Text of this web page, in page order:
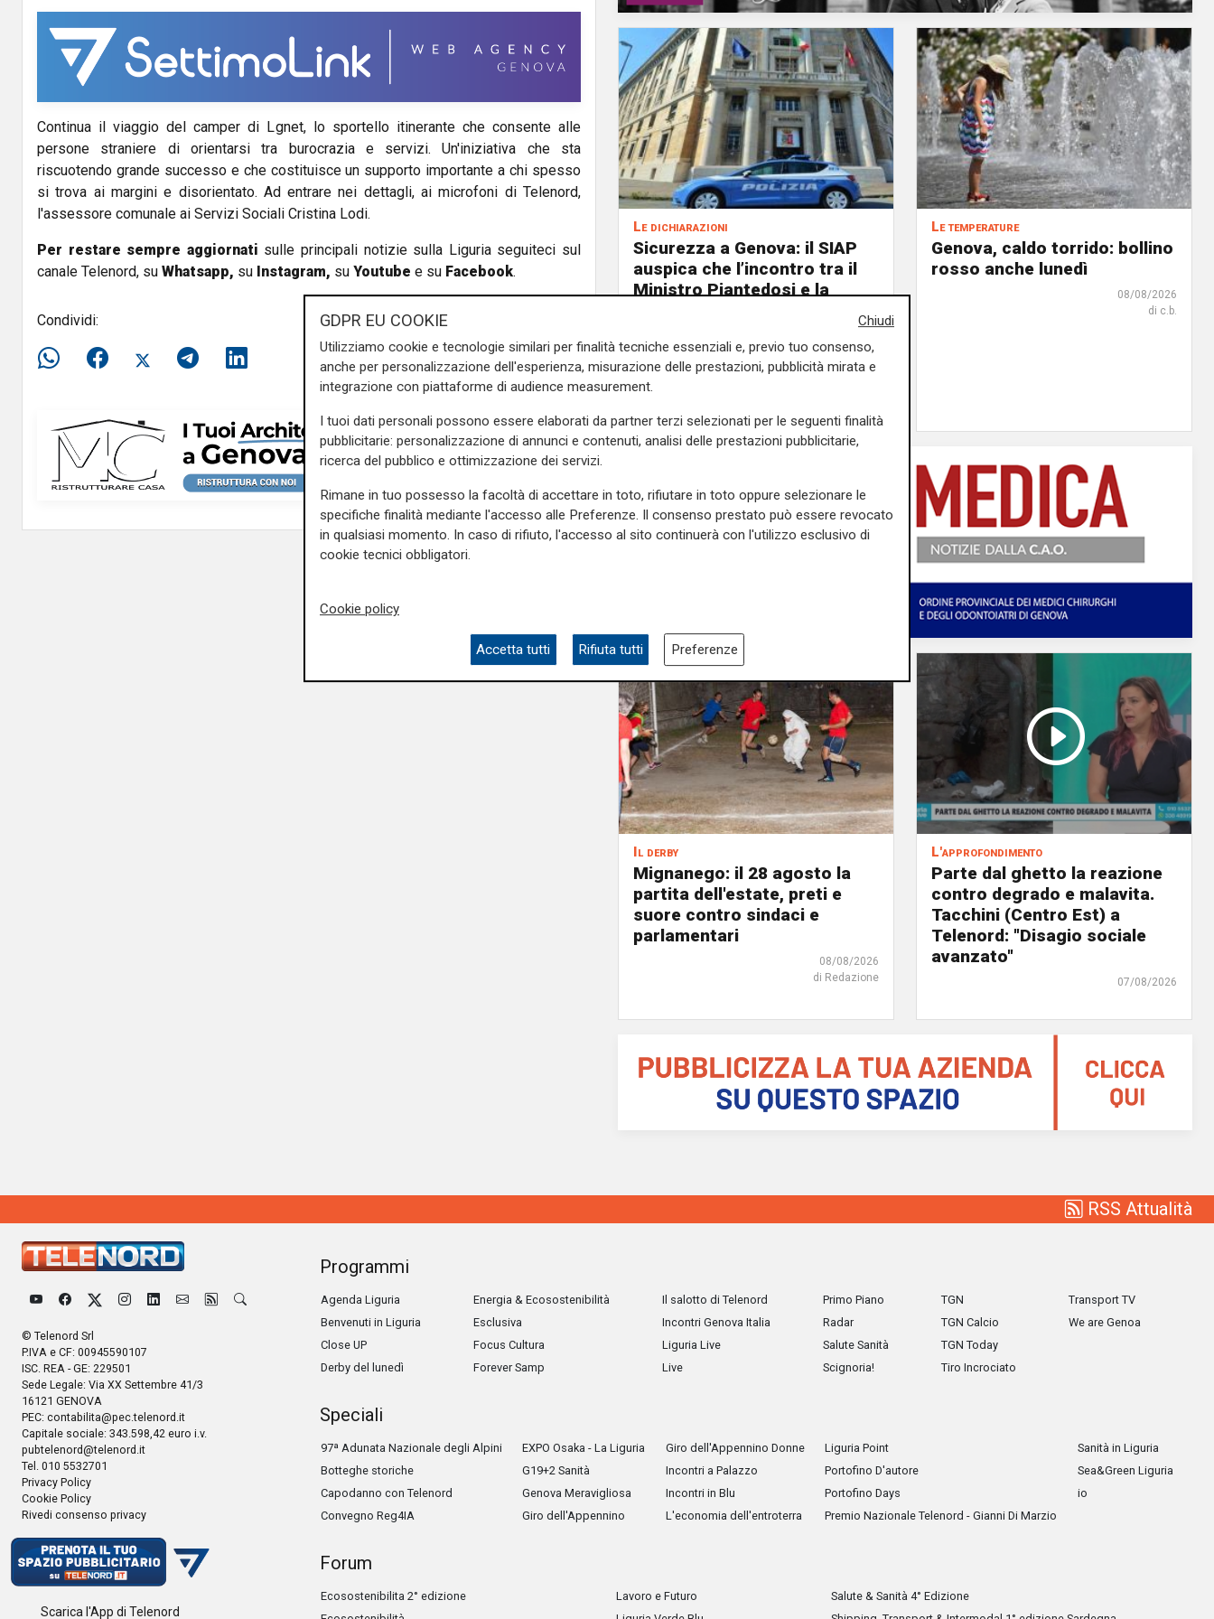
V
e
o
Continua il viaggio del camper di Lgnet, lo sportello itinerante che consente alle
persone straniere di orientarsi tra burocrazia e servizi. Un'iniziativa che sta
riscuotendo grande successo e che costituisce un supporto importante a chi spesso
si trova ai margini e disorientato. Ad entrare nei dettagli, ai microfoni di Telenord,
l'assessore comunale ai Servizi Sociali Cristina Lodi.
Per restare sempre aggiornati sulle principali notizie sulla Liguria seguiteci sul
canale Telenord, su Whatsapp, su Instagram, su Youtube e su Facebook.
Condividi:
Le dichiarazioni
Sicurezza a Genova: il SIAP
auspica che l’incontro tra il
Ministro Piantedosi e la
nell’alveo corretto dei Patti
per la
Le temperature
Genova, caldo torrido: bollino
rosso anche lunedì
08/08/2026
di c.b.
Il derby
Mignanego: il 28 agosto la
partita dell'estate, preti e
suore contro sindaci e
parlamentari
08/08/2026
di Redazione
L'approfondimento
Parte dal ghetto la reazione
contro degrado e malavita.
Tacchini (Centro Est) a
Telenord: "Disagio sociale
avanzato"
07/08/2026
RSS Attualità
© Telenord Srl
P.IVA e CF: 00945590107
ISC. REA - GE: 229501
Sede Legale: Via XX Settembre 41/3
16121 GENOVA
PEC: contabilita@pec.telenord.it
Capitale sociale: 343.598,42 euro i.v.
pubtelenord@telenord.it
Tel. 010 5532701
Privacy Policy
Cookie Policy
Rivedi consenso privacy
Scarica l'App di Telenord
Programmi
Agenda Liguria
Benvenuti in Liguria
Close UP
Derby del lunedì
Energia & Ecosostenibilità
Esclusiva
Focus Cultura
Forever Samp
Il salotto di Telenord
Incontri Genova Italia
Liguria Live
Live
Primo Piano
Radar
Salute Sanità
Scignoria!
TGN
TGN Calcio
TGN Today
Tiro Incrociato
Transport TV
We are Genoa
Speciali
97ª Adunata Nazionale degli Alpini
Botteghe storiche
Capodanno con Telenord
Convegno Reg4IA
EXPO Osaka - La Liguria
G19+2 Sanità
Genova Meravigliosa
Giro dell'Appennino
Giro dell'Appennino Donne
Incontri a Palazzo
Incontri in Blu
L'economia dell'entroterra
Liguria Point
Portofino D'autore
Portofino Days
Premio Nazionale Telenord - Gianni Di Marzio
Sanità in Liguria
Sea&Green Liguria
io
Forum
Ecosostenibilita 2° edizione
Lavoro e Futuro
Salute & Sanità 4° Edizione
Chiudi
GDPR EU COOKIE
Utilizziamo cookie e tecnologie similari per finalità tecniche essenziali e, previo tuo consenso,
anche per personalizzazione dell'esperienza, misurazione delle prestazioni, pubblicità mirata e
integrazione con piattaforme di audience measurement.
I tuoi dati personali possono essere elaborati da partner terzi selezionati per le seguenti finalità
pubblicitarie: personalizzazione di annunci e contenuti, analisi delle prestazioni pubblicitarie,
ricerca del pubblico e ottimizzazione dei servizi.
Rimane in tuo possesso la facoltà di accettare in toto, rifiutare in toto oppure selezionare le
specifiche finalità mediante l'accesso alle Preferenze. Il consenso prestato può essere revocato
in qualsiasi momento. In caso di rifiuto, l'accesso al sito continuerà con l'utilizzo esclusivo di
cookie tecnici obbligatori.
Cookie policy
Accetta tutti Rifiuta tutti Preferenze